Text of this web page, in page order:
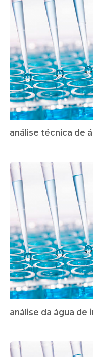
análise técnica de
análise da água de